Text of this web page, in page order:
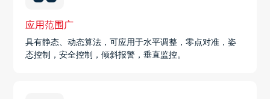
应用范围广
具有静态、动态算法，可应用于水平调整，零点对准，姿
态控制，安全控制，倾斜报警，垂直监控。